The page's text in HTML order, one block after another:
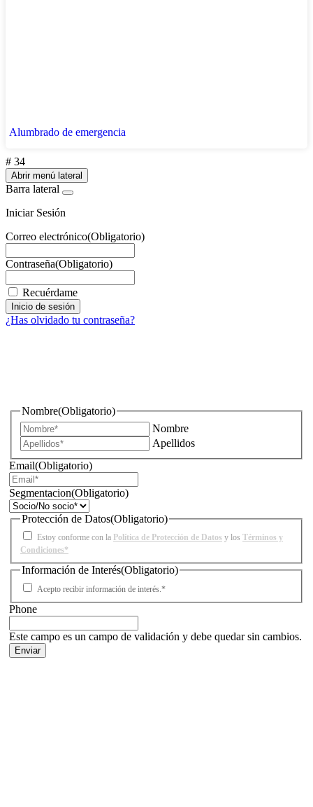
Alumbrado de emergencia
# 34
Abrir menú lateral
Barra lateral
Iniciar Sesión
Correo electrónico(Obligatorio)
Contraseña(Obligatorio)
Recuérdame
¿Has olvidado tu contraseña?
Nombre(Obligatorio)
Nombre
Apellidos
Email(Obligatorio)
Segmentacion(Obligatorio)
Protección de Datos(Obligatorio)
Estoy conforme con la Política de Protección de Datos y los Términos y
Condiciones*
Información de Interés(Obligatorio)
Acepto recibir información de interés.*
Phone
Este campo es un campo de validación y debe quedar sin cambios.